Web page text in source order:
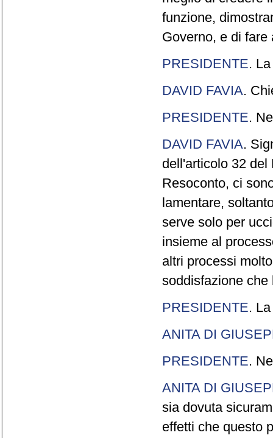
funzione,
Governo, e di
PRESIDENTE.
DAVID FAVIA.
PRESIDENTE.
DAVID FAVIA.
dell'articolo 32 del
Resoconto, ci
lamentare,
serve solo per
insieme al
altri processi
soddisfazione che
PRESIDENTE.
ANITA DI
PRESIDENTE.
ANITA DI
sia dovuta
effetti che questo